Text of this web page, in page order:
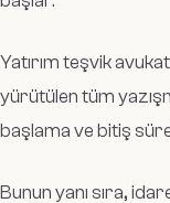
Yatırım teşvik
yürütülen tüm
başlama ve bitiş
Bunun yanı sıra,